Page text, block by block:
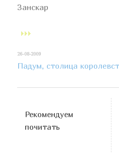
Занскар
26-08-2009
Падум, столица
Рекомендуем
почитать